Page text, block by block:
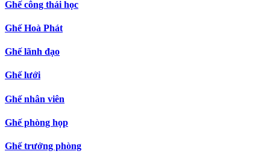
Ghế công thái học
Ghế Hoà Phát
Ghế lãnh đạo
Ghế lưới
Ghế nhân viên
Ghế phòng họp
Ghế trưởng phòng